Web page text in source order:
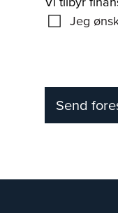
Jeg
Send